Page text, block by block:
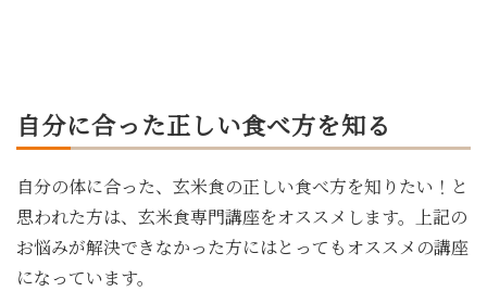
自分に合った正しい食べ方を知る
自分の体に合った、玄米食の正しい食べ方を知りたい！と
思われた方は、玄米食専門講座をオススメします。上記の
お悩みが解決できなかった方にはとってもオススメの講座
になっています。